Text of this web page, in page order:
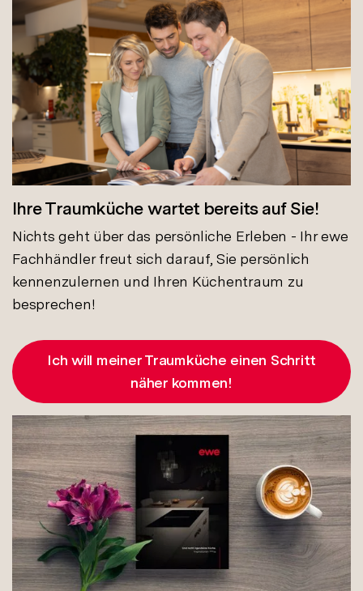
Ihre Traumküche wartet bereits auf Sie!
Nichts geht über das persönliche Erleben - Ihr ewe
Fachhändler freut sich darauf, Sie persönlich
kennenzulernen und Ihren Küchentraum zu
besprechen!
Ich will meiner Traumküche einen Schritt
näher kommen!